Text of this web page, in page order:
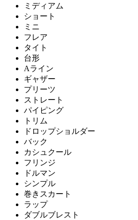
ミディアム
ショート
ミニ
フレア
タイト
台形
Aライン
ギャザー
プリーツ
ストレート
パイピング
トリム
ドロップショルダー
バック
カシュクール
フリンジ
ドルマン
シンプル
巻きスカート
ラップ
ダブルブレスト